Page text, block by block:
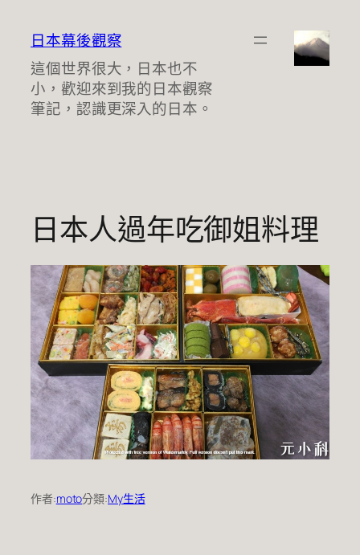
日本幕後觀察
這個世界很大，日本也不
小，歡迎來到我的日本觀察
筆記，認識更深入的日本。
日本人過年吃御姐料理
作者:moto分類:My生活